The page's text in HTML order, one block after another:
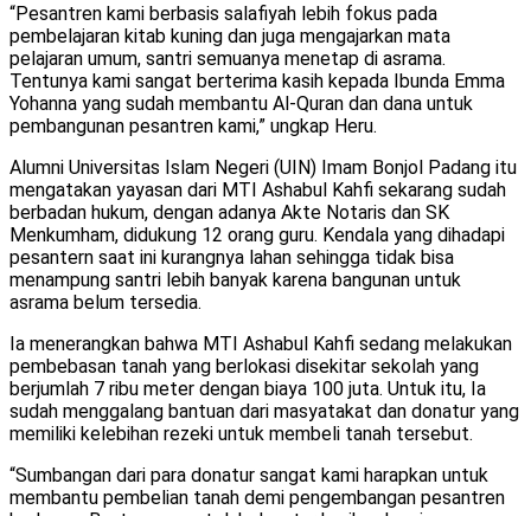
“Pesantren kami berbasis salafiyah lebih fokus pada
pembelajaran kitab kuning dan juga mengajarkan mata
pelajaran umum, santri semuanya menetap di asrama.
Tentunya kami sangat berterima kasih kepada Ibunda Emma
Yohanna yang sudah membantu Al-Quran dan dana untuk
pembangunan pesantren kami,” ungkap Heru.
Alumni Universitas Islam Negeri (UIN) Imam Bonjol Padang itu
mengatakan yayasan dari MTI Ashabul Kahfi sekarang sudah
berbadan hukum, dengan adanya Akte Notaris dan SK
Menkumham, didukung 12 orang guru. Kendala yang dihadapi
pesantern saat ini kurangnya lahan sehingga tidak bisa
menampung santri lebih banyak karena bangunan untuk
asrama belum tersedia.
Ia menerangkan bahwa MTI Ashabul Kahfi sedang melakukan
pembebasan tanah yang berlokasi disekitar sekolah yang
berjumlah 7 ribu meter dengan biaya 100 juta. Untuk itu, Ia
sudah menggalang bantuan dari masyatakat dan donatur yang
memiliki kelebihan rezeki untuk membeli tanah tersebut.
“Sumbangan dari para donatur sangat kami harapkan untuk
membantu pembelian tanah demi pengembangan pesantren